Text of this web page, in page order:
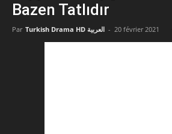
Bazen Tatlıdır
Par Turkish Drama HD العربية - 20 février 2021